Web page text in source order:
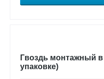
Гвоздь монтажный в
упаковке)